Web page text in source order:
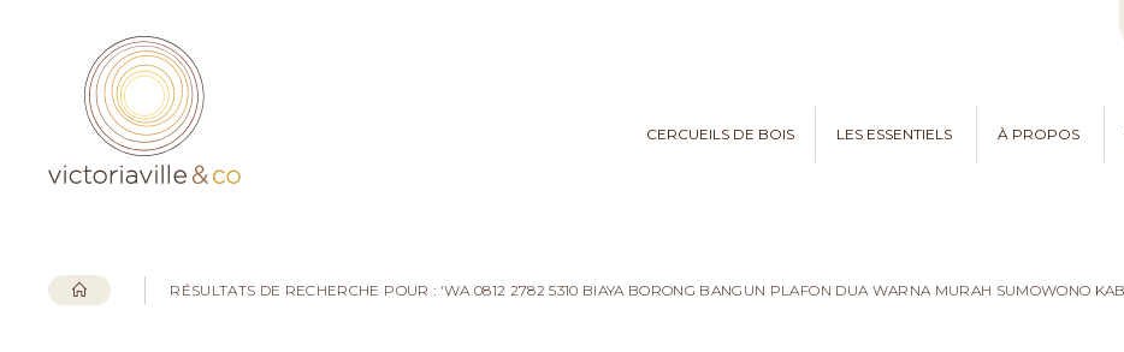
CERCUEILS DE BOIS LES ESSENTIELS À PROPOS
RÉSULTATS DE RECHERCHE POUR : 'WA 0812 2782 5310 BIAYA BORONG BANGUN PLAFON DUA WARNA MURAH SUMOWONO